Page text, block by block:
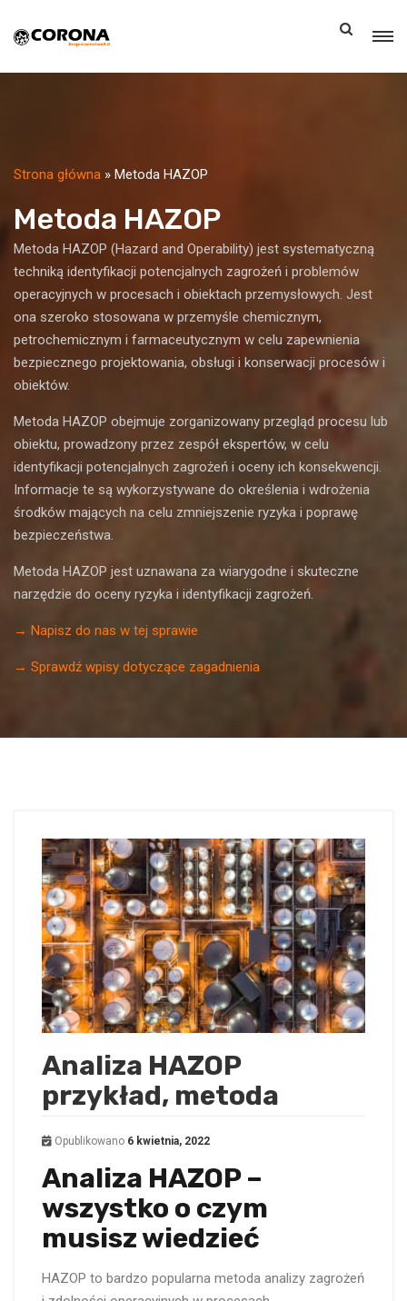
content
Strona główna » Metoda HAZOP
Metoda HAZOP
Metoda HAZOP (Hazard and Operability) jest systematyczną
techniką identyfikacji potencjalnych zagrożeń i problemów
operacyjnych w procesach i obiektach przemysłowych. Jest
ona szeroko stosowana w przemyśle chemicznym,
petrochemicznym i farmaceutycznym w celu zapewnienia
bezpiecznego projektowania, obsługi i konserwacji procesów i
obiektów.
Metoda HAZOP obejmuje zorganizowany przegląd procesu lub
obiektu, prowadzony przez zespół ekspertów, w celu
identyfikacji potencjalnych zagrożeń i oceny ich konsekwencji.
Informacje te są wykorzystywane do określenia i wdrożenia
środków mających na celu zmniejszenie ryzyka i poprawę
bezpieczeństwa.
Metoda HAZOP jest uznawana za wiarygodne i skuteczne
narzędzie do oceny ryzyka i identyfikacji zagrożeń.
→ Napisz do nas w tej sprawie
→ Sprawdź wpisy dotyczące zagadnienia
Analiza HAZOP
przykład, metoda
Opublikowano 6 kwietnia, 2022
Analiza HAZOP –
wszystko o czym
musisz wiedzieć
HAZOP to bardzo popularna metoda analizy zagrożeń